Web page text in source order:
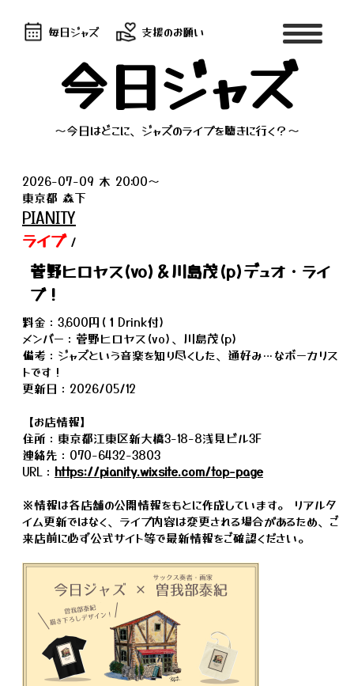
毎日ジャズ 支援のお願い
今日ジャズ
～今日はどこに、ジャズのライブを聴きに行く？～
2026-07-09 木 20:00～
東京都 森下
PIANITY
ライブ/
菅野ヒロヤス(vo)＆川島茂(p)デュオ・ライ
ブ！
料金：3,600円(１Drink付)
メンバー：菅野ヒロヤス(vo)、川島茂(p)
備考：ジャズという音楽を知り尽くした、通好み…なボーカリス
トです！
更新日：2026/05/12
【お店情報】
住所：東京都江東区新大橋3-18-8浅見ビル3F
連絡先：070-6432-3803
URL： https://pianity.wixsite.com/top-page
※情報は各店舗の公開情報をもとに作成しています。 リアルタ
イム更新ではなく、ライブ内容は変更される場合があるため、ご
来店前に必ず公式サイト等で最新情報をご確認ください。